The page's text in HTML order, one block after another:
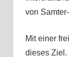
von
Mit einer
dieses Ziel.